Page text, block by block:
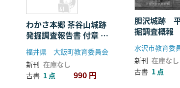
わかさ本郷 茶谷山城跡
発掘調査報告書 付章 大
飯町の中世山城
福井県 大飯町教育委員会
新刊 在庫なし
古書 1 点 990 円
胆沢城跡
掘調査概報
水沢市教育委
新刊 在庫なし
古書 1 点